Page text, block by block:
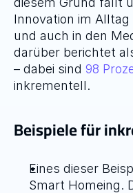
Innovation im
und auch in den
darüber berichtet
– dabei sind 98
inkrementell.
Beispiele für
Eines dieser
Smart Homeing.